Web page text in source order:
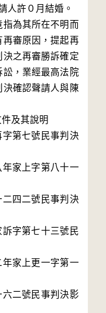
人許０月結婚。
為其所在不明而
審原因，提起再
之再審勝訴確定
，業經最高法院
確認聲請人與陳
及其說明
第七號民事判決
家上字第八十一
四二號民事判決
字第七十三號民
家上更一字第一
二號民事判決影